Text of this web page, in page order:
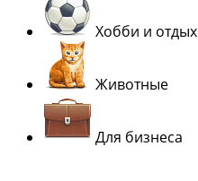
Хобби и отдых
Животные
Для бизнеса